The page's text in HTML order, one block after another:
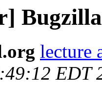
lecture
EDT